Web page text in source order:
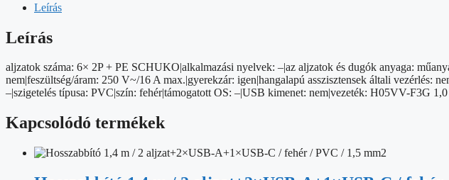
aljzat
fehér
/
/
1
mm2
Leírás
Leírás
aljzatok száma: 6× 2P + PE SCHUKO|alkalmazási nyelvek: –|az aljzatok és dugók anyaga:
nem|feszültség/áram: 250 V~/16 A max.|gyerekzár: igen|hangalapú asszisztensek általi
–|szigetelés típusa: PVC|szín: fehér|támogatott OS: –|USB kimenet: nem|vezeték: H05VV-F3G 1,0
Kapcsolódó termékek